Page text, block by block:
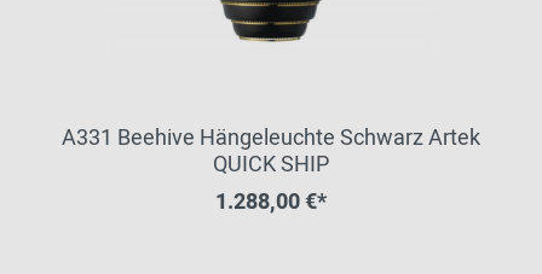
A331 Beehive Hängeleuchte Schwarz Artek
QUICK SHIP
1.288,00 €*